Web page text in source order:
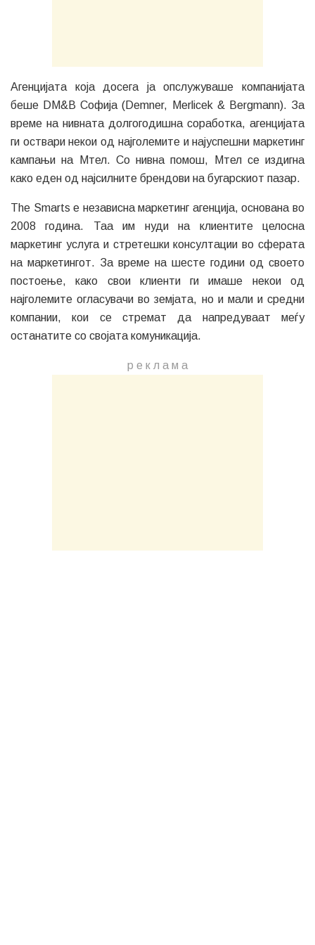
Агенцијата која досега ја опслужуваше компанијата
беше DM&B Софија (Demner, Merlicek & Bergmann). За
време на нивната долгогодишна соработка, агенцијата
ги оствари некои од најголемите и најуспешни маркетинг
кампањи на Мтел. Со нивна помош, Мтел се издигна
како еден од најсилните брендови на бугарскиот пазар.
The Smarts е независна маркетинг агенција, основана во
2008 година. Таа им нуди на клиентите целосна
маркетинг услуга и стретешки консултации во сферата
на маркетингот. За време на шесте години од своето
постоење, како свои клиенти ги имаше некои од
најголемите огласувачи во земјата, но и мали и средни
компании, кои се стремат да напредуваат меѓу
останатите со својата комуникација.
р е к л а м a